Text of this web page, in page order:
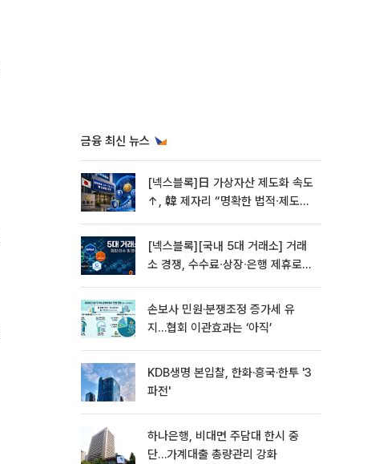
금융 최신 뉴스
[넥스블록]日 가상자산 제도화 속도
↑, 韓 제자리 “명확한 법적∙제도적
[넥스블록][국내 5대 거래소] 거래
소 경쟁, 수수료∙상장∙은행 제휴로
손보사 민원·분쟁조정 증가세 유
지…협회 이관효과는 ‘아직’
KDB생명 본입찰, 한화·흥국·한투 '3
파전'
하나은행, 비대면 주담대 한시 중
단…가계대출 총량관리 강화